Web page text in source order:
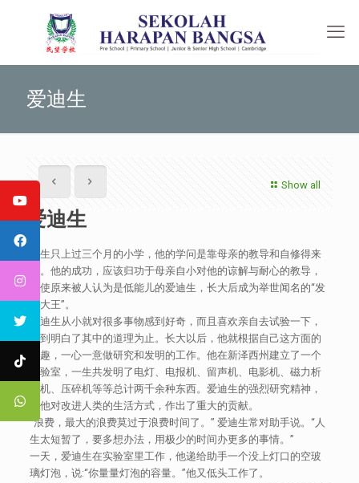
爱迪生
Show all
爱迪生
一生只上过三个月的小学，他的学问是靠母亲的教导和自修得来
的。他的成功，应该归功于母亲自小对他的谅解与耐心的教导，
才使原来被人认为是低能儿的爱迪生，长大后成为举世闻名的“发
明大王”。
爱迪生从小就对很多事物感到好奇，而且喜欢亲自去试验一下，
直到明白了其中的道理为止。长大以后，他就根据自己这方面的
兴趣，一心一意做研究和发明的工作。他在新泽西州建立了一个
实验室，一生共发明了电灯、电报机、留声机、电影机、磁力析
矿机、压碎机等等总计两千余种东西。爱迪生的强烈研究精神，
使他对改进人类的生活方式，作出了重大的贡献。
“浪费，最大的浪费莫过于浪费时间了。” 爱迪生常对助手说。“人
生太短暂了，要多想办法，用极少的时间办更多的事情。”
一天，爱迪生在实验室里工作，他递给助手一个没上灯口的空玻
璃灯泡，说:“你量量灯泡的容量。”他又低头工作了。